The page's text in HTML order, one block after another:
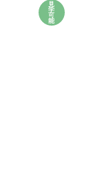
見
学
可
能